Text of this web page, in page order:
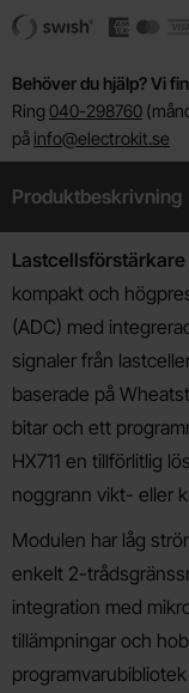
Behöver du hjälp? Vi
Ring 040-298760
på info@electrokit.se
Produktbeskrivning
kompakt och
(ADC) med
signaler från
baserade på
bitar och ett
HX711 en tillförlitlig
noggrann vikt- eller
Modulen har låg
enkelt 2-
integration med
tillämpningar och